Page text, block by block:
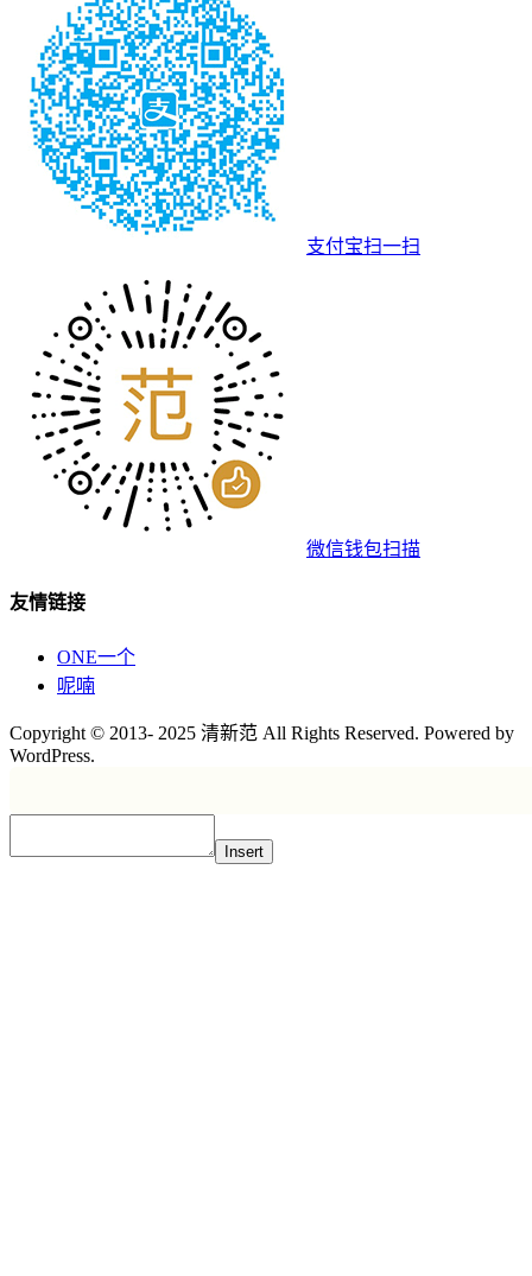
支付宝扫一扫
微信钱包扫描
友情链接
ONE一个
呢喃
Copyright © 2013- 2025 清新范 All Rights Reserved. Powered by
WordPress.
Insert